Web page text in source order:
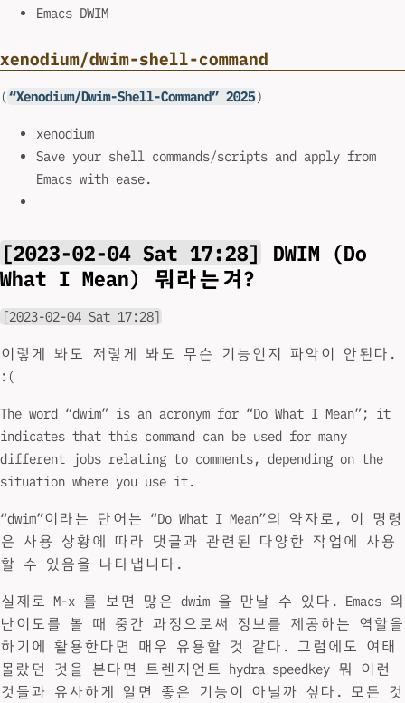
Emacs DWIM
xenodium/dwim-shell-command
(“Xenodium/Dwim-Shell-Command” 2025)
xenodium
Save your shell commands/scripts and apply from
Emacs with ease.
[2023-02-04 Sat 17:28]
DWIM (Do
What I Mean) 뭐라는겨?
[2023-02-04 Sat 17:28]
이렇게 봐도 저렇게 봐도 무슨 기능인지 파악이 안된다.
:(
The word “dwim” is an acronym for “Do What I Mean”; it
indicates that this command can be used for many
different jobs relating to comments, depending on the
situation where you use it.
“dwim”이라는 단어는 “Do What I Mean”의 약자로, 이 명령
은 사용 상황에 따라 댓글과 관련된 다양한 작업에 사용
할 수 있음을 나타냅니다.
실제로 M-x 를 보면 많은 dwim 을 만날 수 있다. Emacs 의
난이도를 볼 때 중간 과정으로써 정보를 제공하는 역할을
하기에 활용한다면 매우 유용할 것 같다. 그럼에도 여태
몰랐던 것을 본다면 트렌지언트 hydra speedkey 뭐 이런
것들과 유사하게 알면 좋은 기능이 아닐까 싶다. 모든 것